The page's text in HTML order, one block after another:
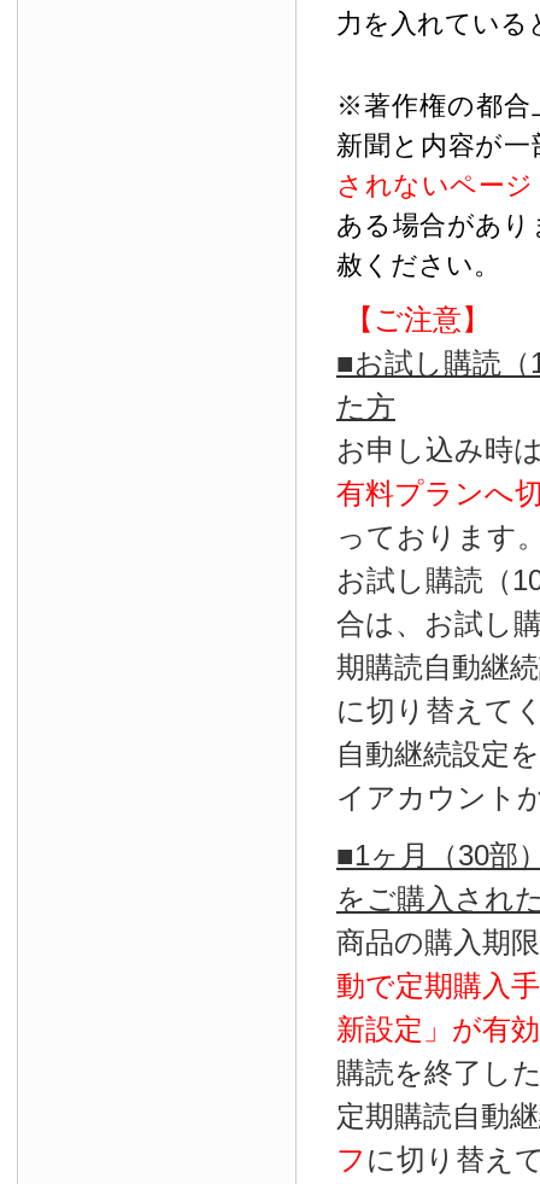
力を入れている
※著作権の都合
新聞と内容が
されないペー
ある場合があ
赦ください。
【ご注意】
■お試し購読
た方
お申し込み時
有料プランへ
っております
お試し購読（
合は、お試し
期購読自動継
に切り替えて
自動継続設定
イアカウント
■1ヶ月（30部
をご購入され
商品の購入期
動で定期購入
新設定」が有効
購読を終了し
定期購読自動
フ に切り替え